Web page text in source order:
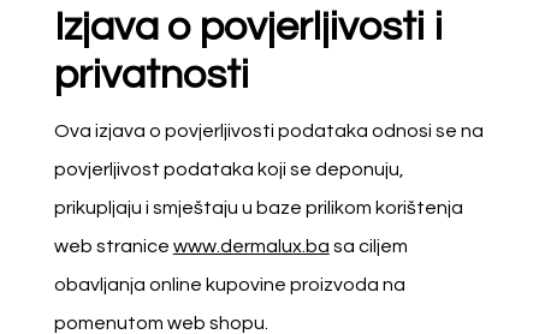
Izjava o povjerljivosti i
privatnosti
Ova izjava o povjerljivosti podataka odnosi se na
povjerljivost podataka koji se deponuju,
prikupljaju i smještaju u baze prilikom korištenja
web stranice www.dermalux.ba sa ciljem
obavljanja online kupovine proizvoda na
pomenutom web shopu.